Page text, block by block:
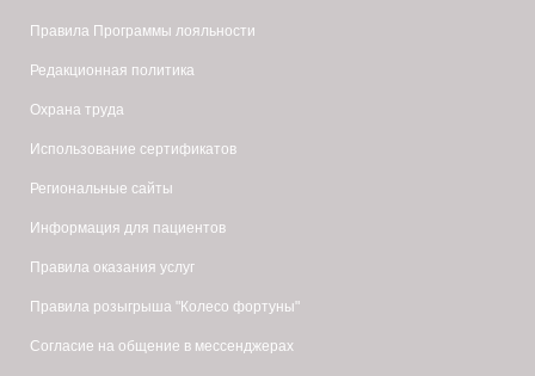
Правила Программы лояльности
Редакционная политика
Охрана труда
Использование сертификатов
Региональные сайты
Информация для пациентов
Правила оказания услуг
Правила розыгрыша "Колесо фортуны"
Согласие на общение в мессенджерах